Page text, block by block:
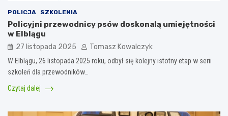
POLICJA SZKOLENIA
Policyjni przewodnicy psów doskonalą umiejętności
w Elblągu
27 listopada 2025 Tomasz Kowalczyk
W Elblągu, 26 listopada 2025 roku, odbył się kolejny istotny etap w serii
szkoleń dla przewodników…
Czytaj dalej